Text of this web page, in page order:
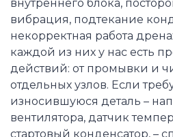
внутреннего блока,
вибрация, подтекание
некорректная работа
каждой из них у нас есть
действий: от промывки и
отдельных узлов. Если
износившуюся деталь –
вентилятора, датчик
стартовый конденсатор, –